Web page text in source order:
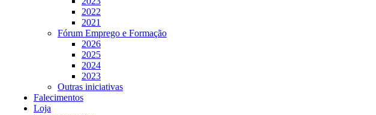
2022
2021
Fórum Emprego e Formação
2026
2025
2024
2023
Outras iniciativas
Falecimentos
Loja